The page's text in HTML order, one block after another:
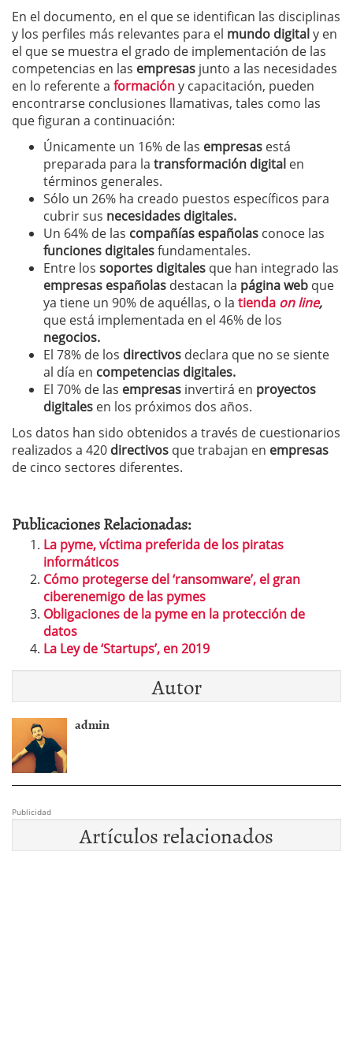
En el documento, en el que se identifican las disciplinas
y los perfiles más relevantes para el mundo digitaly en
el que se muestra el grado de implementación de las
competencias en las empresas junto a las necesidades
en lo referente a formacióny capacitación, pueden
encontrarse conclusiones llamativas, tales como las
que figuran a continuación:
Únicamente un 16% de las empresas está
preparada para la transformación digital en
términos generales.
Sólo un 26% ha creado puestos específicos para
cubrir sus necesidades digitales.
Un 64% de las compañías españolas conoce las
funciones digitalesfundamentales.
Entre los soportes digitales que han integrado las
empresas españolas destacan la página web que
ya tiene un 90% de aquéllas, o la tienda on line,
que está implementada en el 46% de los
negocios.
El 78% de los directivos declara que no se siente
al día en competencias digitales.
El 70% de las empresas invertirá en proyectos
digitales en los próximos dos años.
Los datos han sido obtenidos a través de cuestionarios
realizados a 420 directivos que trabajan en empresas
de cinco sectores diferentes.
Publicaciones Relacionadas:
La pyme, víctima preferida de los piratas
informáticos
Cómo protegerse del ‘ransomware’, el gran
ciberenemigo de las pymes
Obligaciones de la pyme en la protección de
datos
La Ley de ‘Startups’, en 2019
Autor
admin
Publicidad
Artículos relacionados